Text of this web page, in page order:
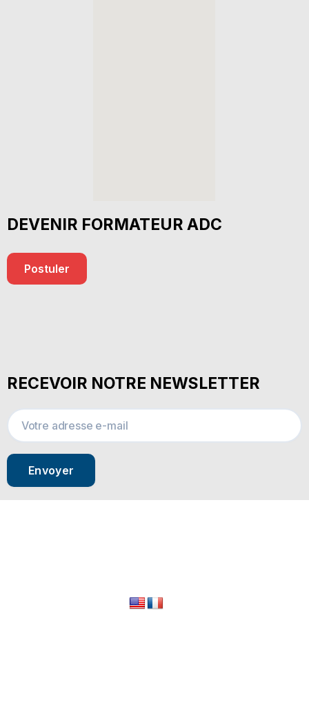
DEVENIR FORMATEUR ADC
Postuler
RECEVOIR NOTRE NEWSLETTER
Envoyer